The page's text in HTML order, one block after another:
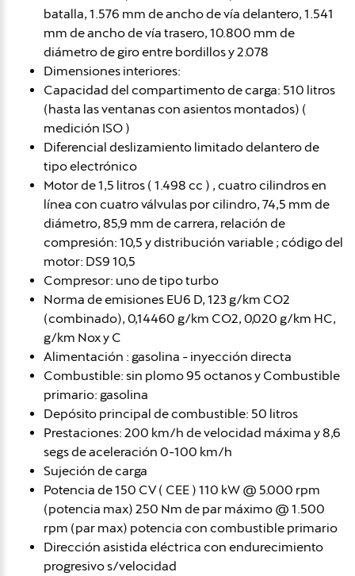
batalla, 1.576 mm de ancho de vía delantero, 1.541
mm de ancho de vía trasero, 10.800 mm de
diámetro de giro entre bordillos y 2.078
Dimensiones interiores:
Capacidad del compartimento de carga: 510 litros
(hasta las ventanas con asientos montados) (
medición ISO )
Diferencial deslizamiento limitado delantero de
tipo electrónico
Motor de 1,5 litros ( 1.498 cc ) , cuatro cilindros en
línea con cuatro válvulas por cilindro, 74,5 mm de
diámetro, 85,9 mm de carrera, relación de
compresión: 10,5 y distribución variable ; código del
motor: DS9 10,5
Compresor: uno de tipo turbo
Norma de emisiones EU6 D, 123 g/km CO2
(combinado), 0,14460 g/km CO2, 0,020 g/km HC,
g/km Nox y C
Alimentación : gasolina - inyección directa
Combustible: sin plomo 95 octanos y Combustible
primario: gasolina
Depósito principal de combustible: 50 litros
Prestaciones: 200 km/h de velocidad máxima y 8,6
segs de aceleración 0-100 km/h
Sujeción de carga
Potencia de 150 CV ( CEE ) 110 kW @ 5.000 rpm
(potencia max) 250 Nm de par máximo @ 1.500
rpm (par max) potencia con combustible primario
Dirección asistida eléctrica con endurecimiento
progresivo s/velocidad